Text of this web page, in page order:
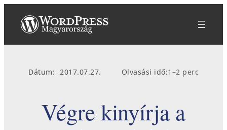
tartalomhoz
Dátum: 2017.07.27. Olvasási idő:1–2 perc
Végre kinyírja a